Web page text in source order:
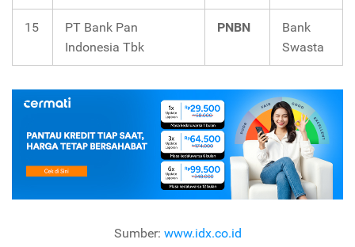
15
PT Bank Pan
Indonesia Tbk
PNBN
Bank
Swasta
Sumber: www.idx.co.id